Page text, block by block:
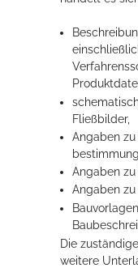
Fließbilder,
Angaben
Angaben zu
Angaben
Die
weitere